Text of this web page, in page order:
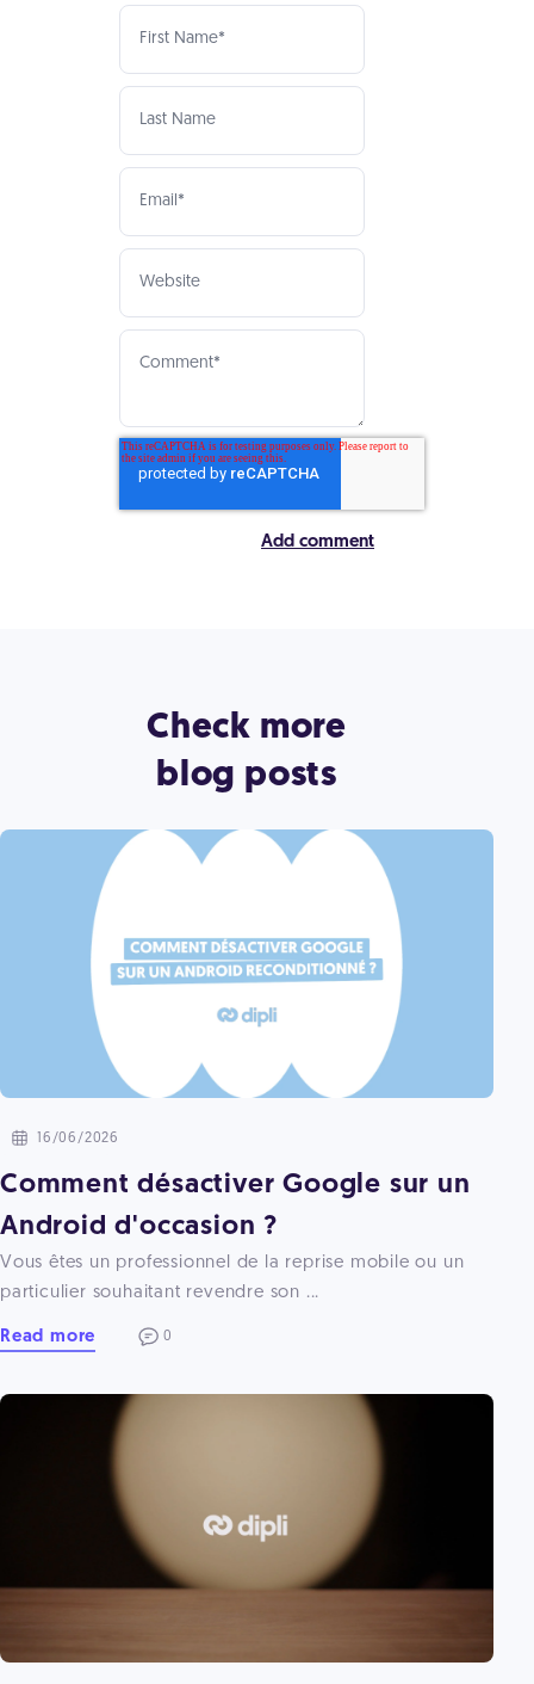
Check more
blog posts
16/06/2026
Comment désactiver Google sur un
Android d'occasion ?
Vous êtes un professionnel de la reprise mobile ou un
particulier souhaitant revendre son ...
Read more 0